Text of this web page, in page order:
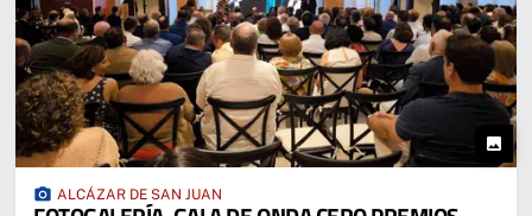
photo
photo_camera ALCÁZAR DE SAN JUAN